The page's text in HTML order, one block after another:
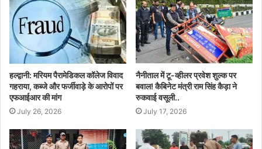
हल्द्वानी: मरियम पैरामेडिकल कॉलेज विवाद
गहराया, कब्जे और फर्जीवाड़े के आरोपों पर
एफआईआर की मांग
July 26, 2026
नैनीताल में टू-व्हीलर प्रवेश शुल्क पर
बवाल! कैबिनेट मंत्री राम सिंह कैड़ा ने
रुकवाई वसूली..
July 17, 2026